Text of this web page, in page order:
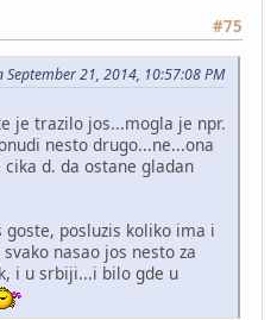
#75
21, 2014, 10:57:08 PM
je trazilo jos...mogla je npr.
nesto drugo...ne...ona
d. da ostane gladan
posluzis koliko ima i
nasao jos nesto za
i u srbiji...i bilo gde u